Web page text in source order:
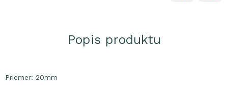
Popis produktu
Priemer: 20mm